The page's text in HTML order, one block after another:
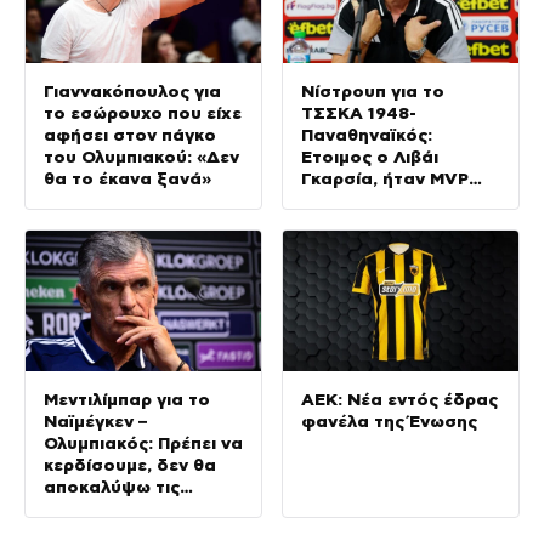
Γιαννακόπουλος για
το εσώρουχο που είχε
αφήσει στον πάγκο
του Ολυμπιακού: «Δεν
θα το έκανα ξανά»
Νίστρουπ για το
ΤΣΣΚΑ 1948-
Παναθηναϊκός:
Έτοιμος ο Λιβάι
Γκαρσία, ήταν MVP
Μεντιλίμπαρ για το
Ναϊμέγκεν –
Ολυμπιακός: Πρέπει να
κερδίσουμε, δεν θα
αποκαλύψω τις
ΑΕΚ: Νέα εντός έδρας
φανέλα της Ένωσης